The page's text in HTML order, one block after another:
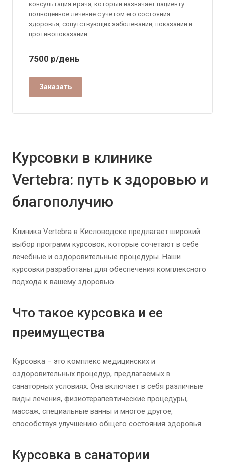
консультация врача, который назначает пациенту
полноценное лечение с учетом его состояния
здоровья, сопутствующих заболеваний, показаний и
противопоказаний.
7500 р/день
Заказать
Курсовки в клинике
Vertebra: путь к здоровью и
благополучию
Клиника Vertebra в Кисловодске предлагает широкий
выбор программ курсовок, которые сочетают в себе
лечебные и оздоровительные процедуры. Наши
курсовки разработаны для обеспечения комплексного
подхода к вашему здоровью.
Что такое курсовка и ее
преимущества
Курсовка – это комплекс медицинских и
оздоровительных процедур, предлагаемых в
санаторных условиях. Она включает в себя различные
виды лечения, физиотерапевтические процедуры,
массаж, специальные ванны и многое другое,
способствуя улучшению общего состояния здоровья.
Курсовка в санатории